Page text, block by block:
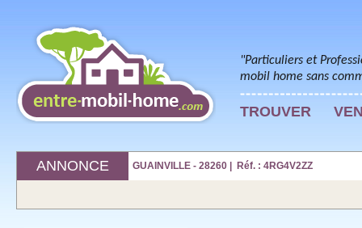
"Particuliers et
mobil home sans
TROUVER
ANNONCE GUAINVILLE - 28260 | Réf. : 4RG4V2ZZ